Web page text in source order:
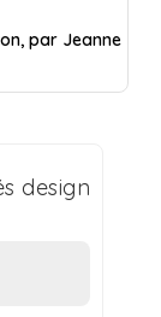
par Jeanne
design